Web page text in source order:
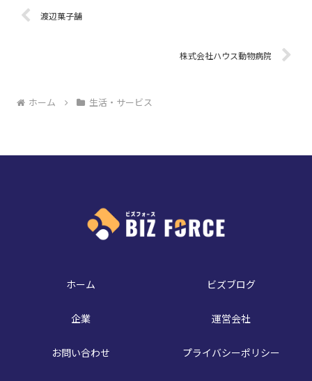
渡辺菓子舗
株式会社ハウス動物病院
ホーム 生活・サービス
ホーム ビズブログ
企業 運営会社
お問い合わせ プライバシーポリシー